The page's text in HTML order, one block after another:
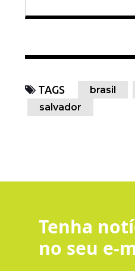
TAGS brasil
salvador
Tenha
no seu e-